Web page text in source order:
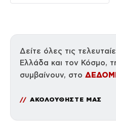
Δείτε όλες τις
Ελλάδα και τον Κόσμο,
συμβαίνουν, στο
ΑΚΟΛΟΥΘΗΣΤΕ ΜΑΣ